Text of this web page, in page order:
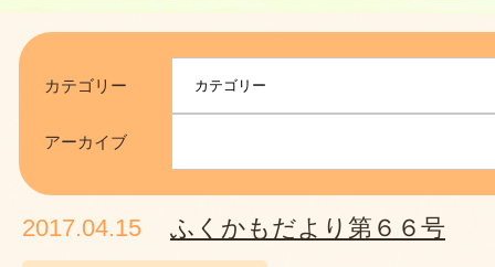
カテゴリー
アーカイブ
2017.04.15 ふくかもだより第６６号